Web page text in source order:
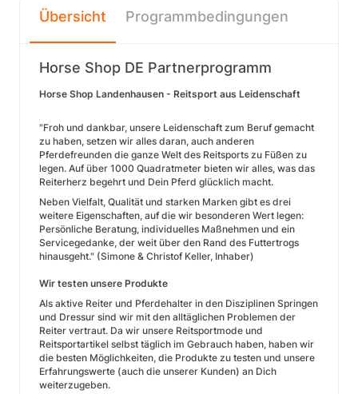
Übersicht Programmbedingungen
Horse Shop DE Partnerprogramm
Horse Shop Landenhausen - Reitsport aus Leidenschaft
"Froh und dankbar, unsere Leidenschaft zum Beruf gemacht
zu haben, setzen wir alles daran, auch anderen
Pferdefreunden die ganze Welt des Reitsports zu Füßen zu
legen. Auf über 1000 Quadratmeter bieten wir alles, was das
Reiterherz begehrt und Dein Pferd glücklich macht.
Neben Vielfalt, Qualität und starken Marken gibt es drei
weitere Eigenschaften, auf die wir besonderen Wert legen:
Persönliche Beratung, individuelles Maßnehmen und ein
Servicegedanke, der weit über den Rand des Futtertrogs
hinausgeht." (Simone & Christof Keller, Inhaber)
Wir testen unsere Produkte
Als aktive Reiter und Pferdehalter in den Disziplinen Springen
und Dressur sind wir mit den alltäglichen Problemen der
Reiter vertraut. Da wir unsere Reitsportmode und
Reitsportartikel selbst täglich im Gebrauch haben, haben wir
die besten Möglichkeiten, die Produkte zu testen und unsere
Erfahrungswerte (auch die unserer Kunden) an Dich
weiterzugeben.